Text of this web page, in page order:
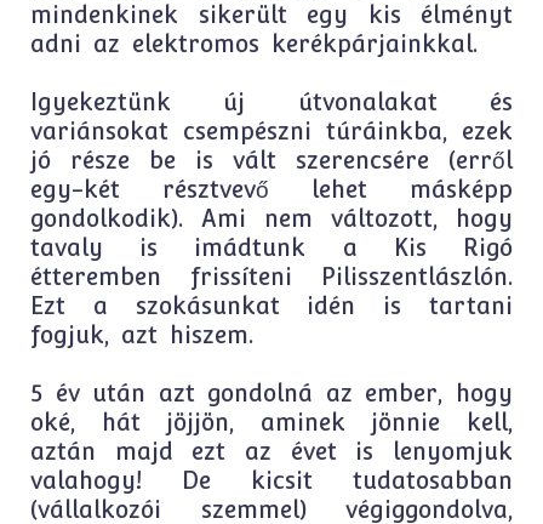
mindenkinek sikerült egy kis élményt
adni az elektromos kerékpárjainkkal.
Igyekeztünk új útvonalakat és
variánsokat csempészni túráinkba, ezek
jó része be is vált szerencsére (erről
egy-két résztvevő lehet másképp
gondolkodik). Ami nem változott, hogy
tavaly is imádtunk a Kis Rigó
étteremben frissíteni Pilisszentlászlón.
Ezt a szokásunkat idén is tartani
fogjuk, azt hiszem.
5 év után azt gondolná az ember, hogy
oké, hát jöjjön, aminek jönnie kell,
aztán majd ezt az évet is lenyomjuk
valahogy! De kicsit tudatosabban
(vállalkozói szemmel) végiggondolva,